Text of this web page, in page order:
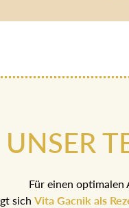
UNSER
Für einen
sich Vita Gacnik als